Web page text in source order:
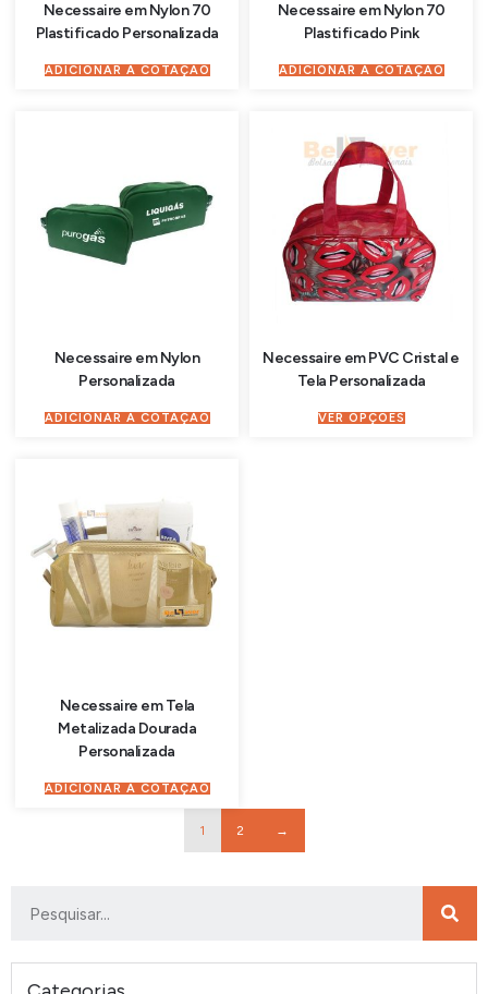
Necessaire em Nylon 70
Plastificado Personalizada
ADICIONAR À COTAÇÃO
Necessaire em Nylon 70
Plastificado Pink
ADICIONAR À COTAÇÃO
Necessaire em Nylon
Personalizada
ADICIONAR À COTAÇÃO
Necessaire em PVC Cristal e
Tela Personalizada
VER OPÇÕES
Necessaire em Tela
Metalizada Dourada
Personalizada
ADICIONAR À COTAÇÃO
1 2 →